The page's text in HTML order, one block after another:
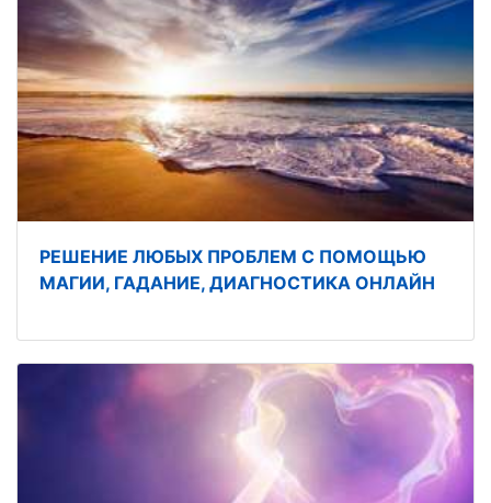
РЕШЕНИЕ ЛЮБЫХ ПРОБЛЕМ С ПОМОЩЬЮ
МАГИИ, ГАДАНИЕ, ДИАГНОСТИКА ОНЛАЙН